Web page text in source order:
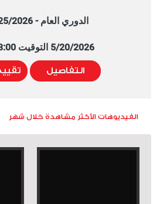
الدوري العام - 2025/2026
5/20/2026 التوقيت 8:00 PM
التفاصيل
الفيديوهات الأكثر مشاهدة خلال شهر